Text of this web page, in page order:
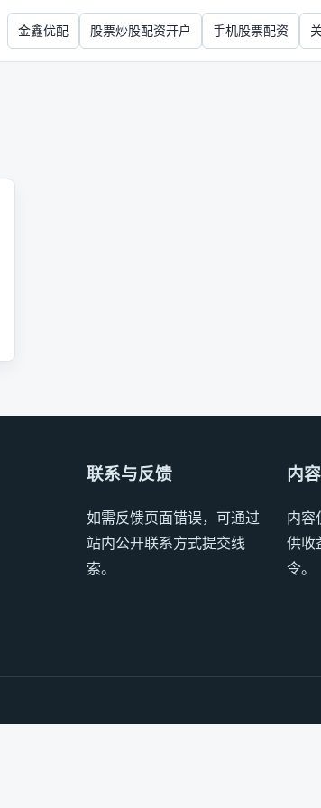
金鑫优配 股票炒股配资开户 手机股票配资
联系与反馈
如需反馈页面错误，可通过
站内公开联系方式提交线
索。
内
内容
供收
令。